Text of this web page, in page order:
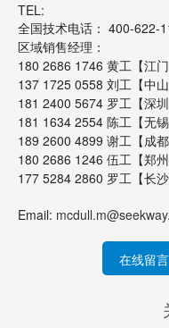
TEL:
全国技术电话： 400-622-
区域销售经理：
180 2686 1746 黄工【江门
137 1725 0558 刘工【中山
181 2400 5674 罗工【深圳
181 1634 2554 陈工【无锡
189 2600 4899 谢工【成都
180 2686 1246 伍工【郑州
177 5284 2860 罗工【长沙
Email:
在线留言